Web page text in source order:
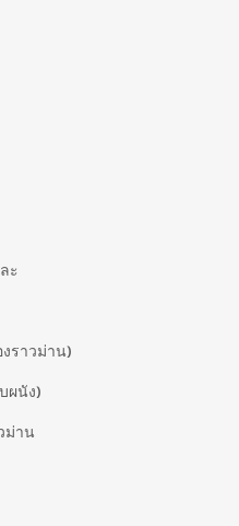
ะ
ราวม่าน)
ผนัง)
ม่าน